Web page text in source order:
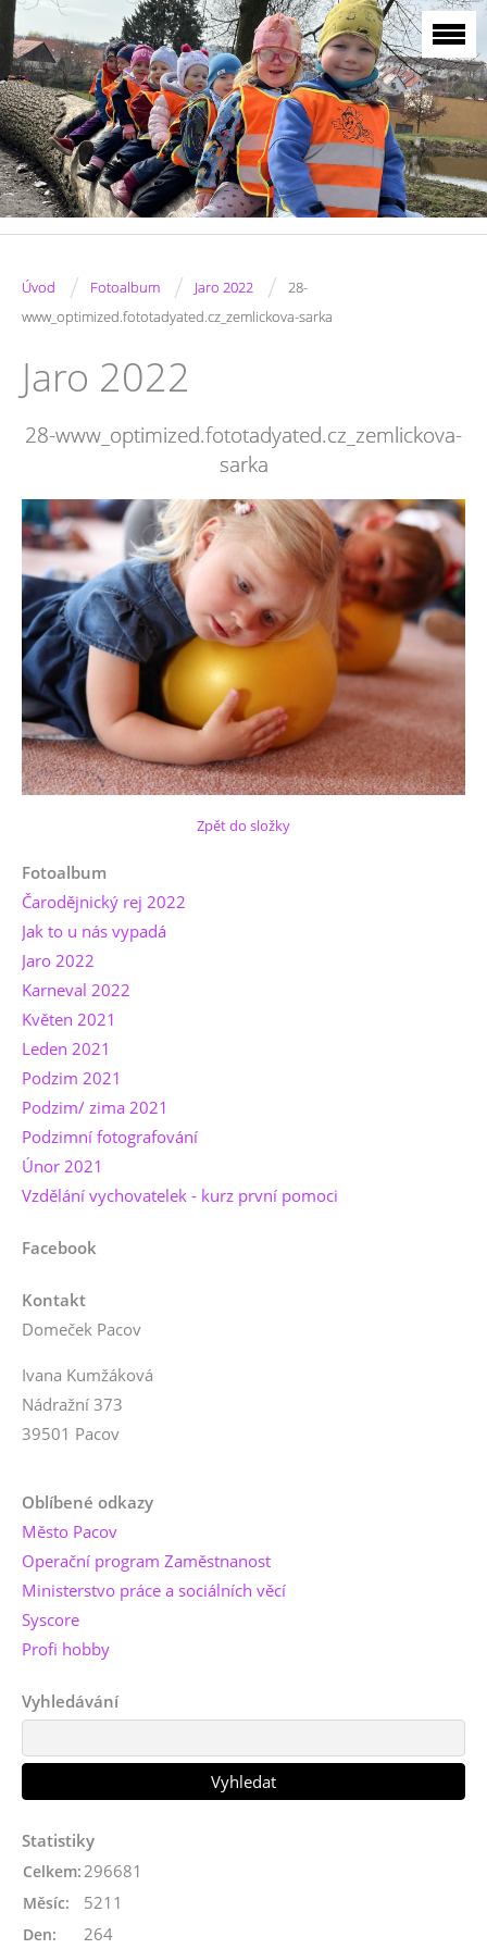
Úvod / Fotoalbum / Jaro 2022 /
28-
www_optimized.fototadyated.cz_zemlickova-sarka
Jaro 2022
28-www_optimized.fototadyated.cz_zemlickova-
sarka
Zpět do složky
Fotoalbum
Čarodějnický rej 2022
Jak to u nás vypadá
Jaro 2022
Karneval 2022
Květen 2021
Leden 2021
Podzim 2021
Podzim/ zima 2021
Podzimní fotografování
Únor 2021
Vzdělání vychovatelek - kurz první pomoci
Facebook
Kontakt
Domeček Pacov
Ivana Kumžáková
Nádražní 373
39501 Pacov
Oblíbené odkazy
Město Pacov
Operační program Zaměstnanost
Ministerstvo práce a sociálních věcí
Syscore
Profi hobby
Vyhledávání
Statistiky
Celkem: 296681
Měsíc: 5211
Den: 264